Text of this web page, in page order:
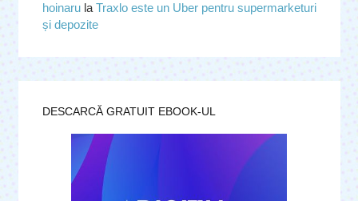
hoinarula Traxlo este un Uber pentru supermarketuri
și depozite
DESCARCĂ GRATUIT EBOOK-UL